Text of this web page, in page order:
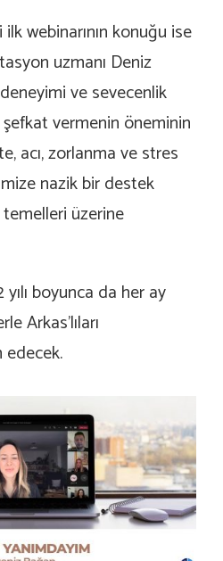
ilk webinarının konuğu ise
uzmanı Deniz
ve sevecenlik
vermenin öneminin
acı, zorlanma ve stres
nazik bir destek
üzerine
boyunca da her ay
Arkas’lıları